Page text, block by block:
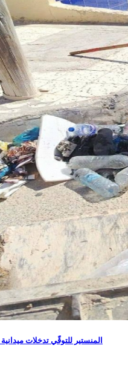
المنستير للتوقّي تدخلات